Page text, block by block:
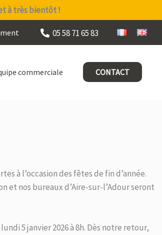
à très bientôt !
05 58 71 65 83
commerciale CONTACT
à l’occasion des fêtes de fin d’année.
et nos bureaux d’Aire-sur-l’Adour seront
5 janvier 2026 à 8h. Dès notre retour,